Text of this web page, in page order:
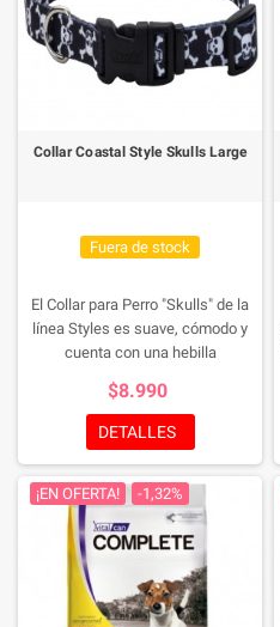
Collar Coastal Style Skulls Large
Fuera de stock
El Collar para Perro "Skulls" de la
línea Styles es suave, cómodo y
cuenta con una hebilla
Presentan diseños sublimados
divertidos y modernos. Los
collares son adjustables.
$8.990
DETALLES
¡EN OFERTA! -1,32%